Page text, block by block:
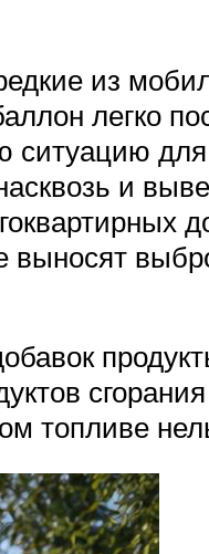
из
легко
ситуацию
и
топливе